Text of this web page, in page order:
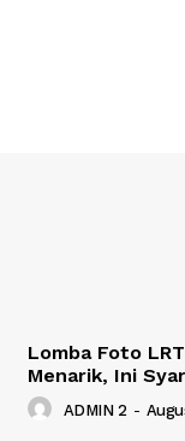
Lomba Foto
Menarik, Ini
ADMIN 2 -